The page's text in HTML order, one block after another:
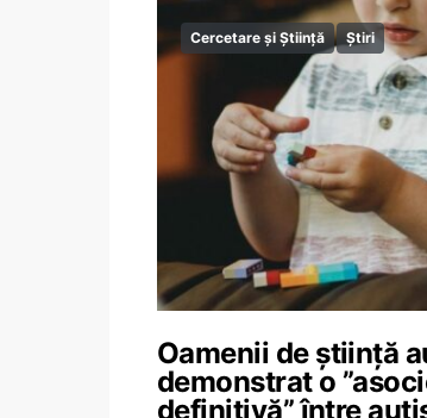
Cercetare și Știință Știri
Oamenii de știință
demonstrat o
definitivă” între